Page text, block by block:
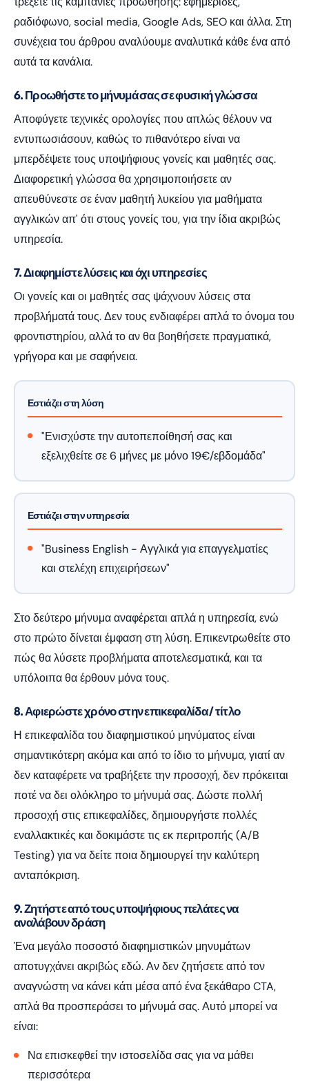
ραδιόφωνο, social media, Google Ads, SEO και άλλα. Στη
συνέχεια του άρθρου αναλύουμε αναλυτικά κάθε ένα από
αυτά τα κανάλια.
6. Προωθήστε το μήνυμά σας σε φυσική γλώσσα
Αποφύγετε τεχνικές ορολογίες που απλώς θέλουν να
εντυπωσιάσουν, καθώς το πιθανότερο είναι να
μπερδέψετε τους υποψήφιους γονείς και μαθητές σας.
Διαφορετική γλώσσα θα χρησιμοποιήσετε αν
απευθύνεστε σε έναν μαθητή λυκείου για μαθήματα
αγγλικών απ' ότι στους γονείς του, για την ίδια ακριβώς
υπηρεσία.
7. Διαφημίστε λύσεις και όχι υπηρεσίες
Οι γονείς και οι μαθητές σας ψάχνουν λύσεις στα
προβλήματά τους. Δεν τους ενδιαφέρει απλά το όνομα του
φροντιστηρίου, αλλά το αν θα βοηθήσετε πραγματικά,
γρήγορα και με σαφήνεια.
Εστιάζει στη λύση
"Ενισχύστε την αυτοπεποίθησή σας και
εξελιχθείτε σε 6 μήνες με μόνο 19€/εβδομάδα"
Εστιάζει στην υπηρεσία
"Business English - Αγγλικά για επαγγελματίες
και στελέχη επιχειρήσεων"
Στο δεύτερο μήνυμα αναφέρεται απλά η υπηρεσία, ενώ
στο πρώτο δίνεται έμφαση στη λύση. Επικεντρωθείτε στο
πώς θα λύσετε προβλήματα αποτελεσματικά, και τα
υπόλοιπα θα έρθουν μόνα τους.
8. Αφιερώστε χρόνο στην επικεφαλίδα / τίτλο
Η επικεφαλίδα του διαφημιστικού μηνύματος είναι
σημαντικότερη ακόμα και από το ίδιο το μήνυμα, γιατί αν
δεν καταφέρετε να τραβήξετε την προσοχή, δεν πρόκειται
ποτέ να δει ολόκληρο το μήνυμά σας. Δώστε πολλή
προσοχή στις επικεφαλίδες, δημιουργήστε πολλές
εναλλακτικές και δοκιμάστε τις εκ περιτροπής (A/B
Testing) για να δείτε ποια δημιουργεί την καλύτερη
ανταπόκριση.
9. Ζητήστε από τους υποψήφιους πελάτες να
αναλάβουν δράση
Ένα μεγάλο ποσοστό διαφημιστικών μηνυμάτων
αποτυγχάνει ακριβώς εδώ. Αν δεν ζητήσετε από τον
αναγνώστη να κάνει κάτι μέσα από ένα ξεκάθαρο CTA,
απλά θα προσπεράσει το μήνυμά σας. Αυτό μπορεί να
είναι:
Να επισκεφθεί την ιστοσελίδα σας για να μάθει
περισσότερα